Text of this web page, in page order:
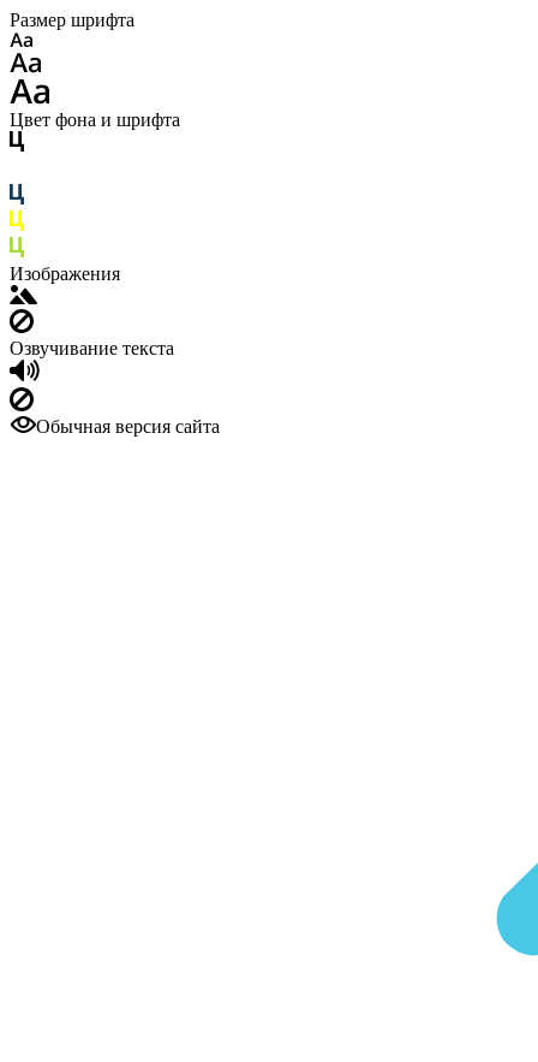
Размер шрифта
Цвет фона и шрифта
Изображения
Озвучивание текста
Обычная версия сайта